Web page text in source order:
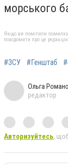
морського
Якщо ви помітили помилку,
повідомити про це
#ЗСУ #Генштаб
Ольга
редактор
Авторизуйтесь,